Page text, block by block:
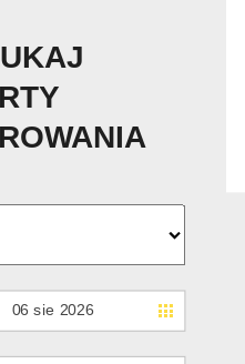
06 sie 2026